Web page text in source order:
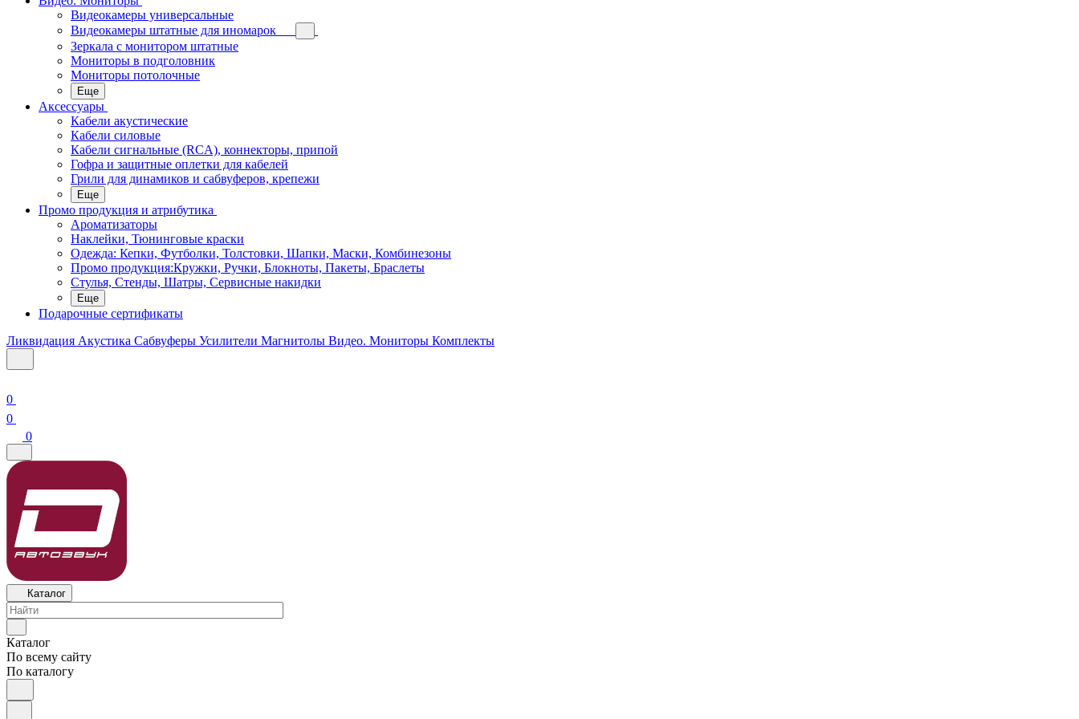
Видеокамеры универсальные
Видеокамеры штатные для иномарок
Зеркала с монитором штатные
Мониторы в подголовник
Мониторы потолочные
Еще
Аксессуары
Кабели акустические
Кабели силовые
Кабели сигнальные (RCA), коннекторы, припой
Гофра и защитные оплетки для кабелей
Грили для динамиков и сабвуферов, крепежи
Еще
Промо продукция и атрибутика
Ароматизаторы
Наклейки, Тюнинговые краски
Одежда: Кепки, Футболки, Толстовки, Шапки, Маски, Комбинезоны
Промо продукция:Кружки, Ручки, Блокноты, Пакеты, Браслеты
Стулья, Стенды, Шатры, Сервисные накидки
Еще
Подарочные сертификаты
Ликвидация Акустика Сабвуферы Усилители Магнитолы Видео. Мониторы Комплекты
0
0
0
Каталог
Каталог
По всему сайту
По каталогу